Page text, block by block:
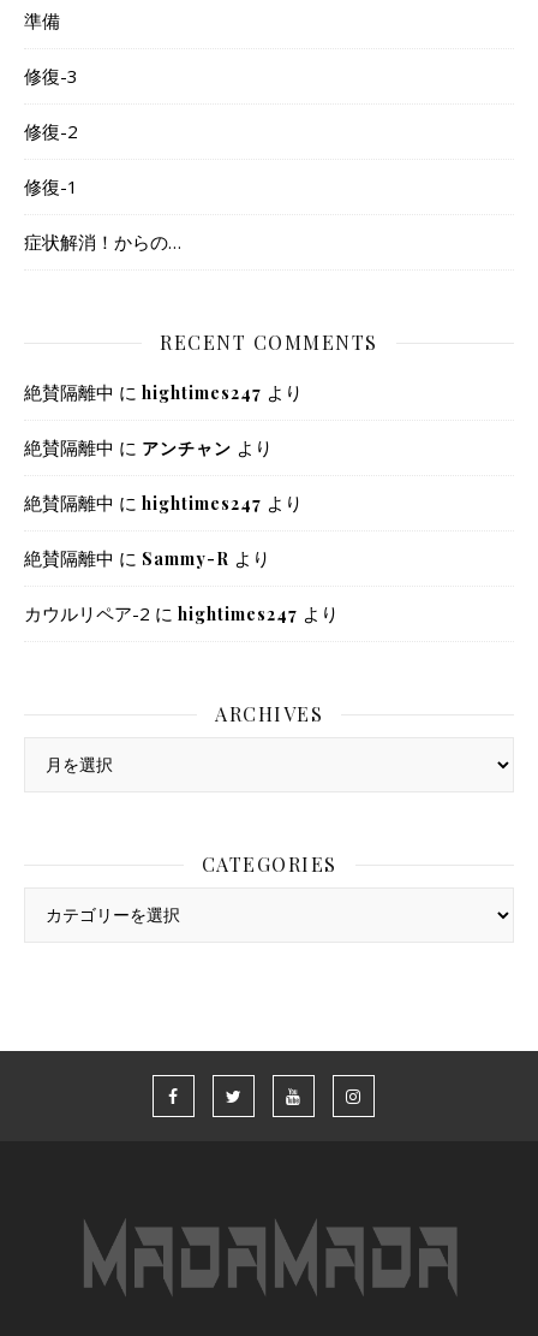
準備
修復-3
修復-2
修復-1
症状解消！からの…
RECENT COMMENTS
絶賛隔離中 に hightimes247 より
絶賛隔離中 に アンチャン より
絶賛隔離中 に hightimes247 より
絶賛隔離中 に Sammy-R より
カウルリペア-2 に hightimes247 より
ARCHIVES
Archives
CATEGORIES
Categories